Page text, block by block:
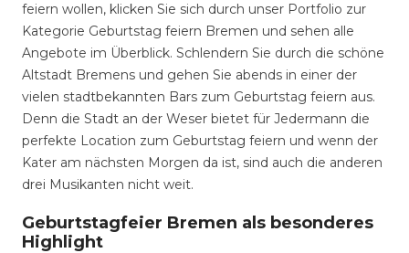
feiern wollen, klicken Sie sich durch unser Portfolio zur
Kategorie Geburtstag feiern Bremen und sehen alle
Angebote im Überblick. Schlendern Sie durch die schöne
Altstadt Bremens und gehen Sie abends in einer der
vielen stadtbekannten Bars zum Geburtstag feiern aus.
Denn die Stadt an der Weser bietet für Jedermann die
perfekte Location zum Geburtstag feiern und wenn der
Kater am nächsten Morgen da ist, sind auch die anderen
drei Musikanten nicht weit.
Geburtstagfeier Bremen als besonderes
Highlight